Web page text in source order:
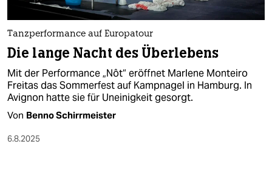
Tanzperformance auf Europatour
Die lange Nacht des Überlebens
Mit der Performance „Nôt“ eröffnet Marlene Monteiro
Freitas das Sommerfest auf Kampnagel in Hamburg. In
Avignon hatte sie für Uneinigkeit gesorgt.
Von Benno Schirrmeister
6.8.2025